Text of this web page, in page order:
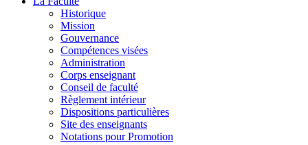
Historique
Mission
Gouvernance
Compétences visées
Administration
Corps enseignant
Conseil de faculté
Règlement intérieur
Dispositions particulières
Site des enseignants
Notations pour Promotion